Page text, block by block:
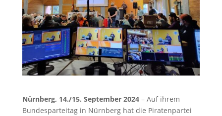
Nürnberg, 14./15. September 2024– Auf ihrem
Bundesparteitag in Nürnberg hat die Piratenpartei